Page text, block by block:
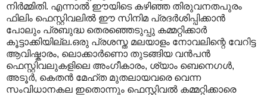
നിർമ്മിതി. എന്നാൽ ഈയിടെ കഴിഞ്ഞ തിരുവനതപുരം
ഫിലിം ഫെസ്റ്റിവലിൽ ഈ സിനിമ പ്രദർശിപ്പിക്കാൻ
പോലും പ്രബുദ്ധ തെരഞ്ഞെടുപ്പു കമ്മറ്റിക്കാർ
കൂട്ടാക്കിയില്ല.ഒരു പ്രശസ്ത മലയാളം നോവലിന്റെ വേറിട്ട
ആവിഷ്കാരം, ലൊക്കാർണൊ തുടങ്ങിയ വൻപൻ
ഫെസ്റ്റിവലുകളിലെ അംഗീകാരം, ശ്യാം ബെനെഗൾ,
അടൂർ, കെതൻ മേഹ്ത മുതലായവരെ വെന്ന
സംവിധാനകല ഇതൊന്നും ഫെസ്റ്റിവൽ കമ്മറ്റിക്കാരെ